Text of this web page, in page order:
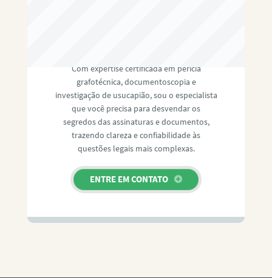
Com expertise certificada em perícia
grafotécnica, documentoscopia e
investigação de usucapião, sou o especialista
que você precisa para desvendar os
segredos das assinaturas e documentos,
trazendo clareza e confiabilidade às
questões legais mais complexas.
ENTRE EM CONTATO